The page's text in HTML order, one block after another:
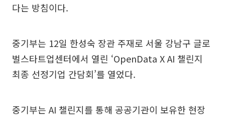
다는 방침이다.
중기부는 12일 한성숙 장관 주재로 서울 강남구 글로
벌스타트업센터에서 열린 ‘OpenData X AI 챌린지
최종 선정기업 간담회’를 열었다.
중기부는 AI 챌린지를 통해 공공기관이 보유한 현장